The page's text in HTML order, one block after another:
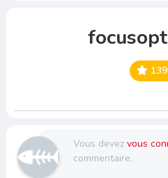
Vous devez vous
commentaire.